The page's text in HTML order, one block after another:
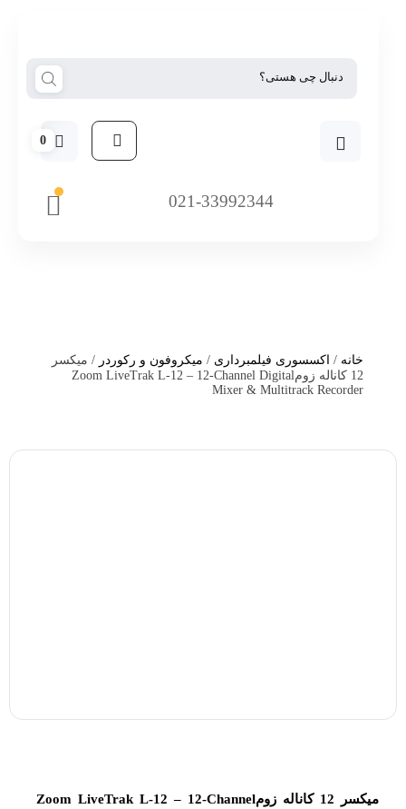
0
021-33992344
خانه / اکسسوری فیلمبرداری / میکروفون و رکوردر / میکسر
12 کاناله زومZoom LiveTrak L-12 – 12-Channel Digital
Mixer & Multitrack Recorder
میکسر 12 کاناله زومZoom LiveTrak L-12 – 12-Channel